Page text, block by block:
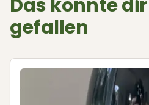
Das könnte
gefallen